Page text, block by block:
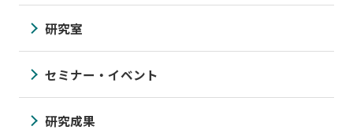
研究室
セミナー・イベント
研究成果